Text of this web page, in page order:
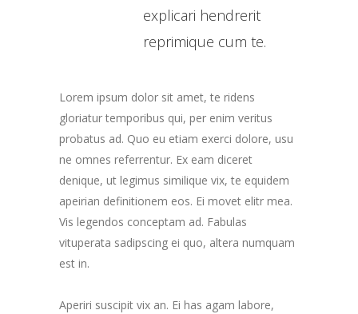
explicari hendrerit
reprimique cum te.
Lorem ipsum dolor sit amet, te ridens
gloriatur temporibus qui, per enim veritus
probatus ad. Quo eu etiam exerci dolore, usu
ne omnes referrentur. Ex eam diceret
denique, ut legimus similique vix, te equidem
apeirian definitionem eos. Ei movet elitr mea.
Vis legendos conceptam ad. Fabulas
vituperata sadipscing ei quo, altera numquam
est in.
Aperiri suscipit vix an. Ei has agam labore,